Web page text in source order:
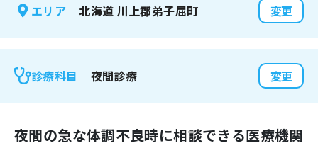
感染症
よくあるご質問
エリア 北海道 川上郡弟子屈町 変更
診療科目 夜間診療 変更
夜間の急な体調不良時に相談できる医療機関